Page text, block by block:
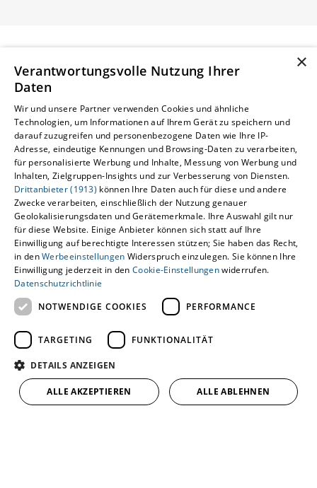
Förderarten für die
Modernisierung
Direkte Zuschüsse
Förderdarlehen
Förderdarlehen mit
×
Verantwortungsvolle Nutzung Ihrer
Daten
Wir und unsere Partner verwenden Cookies und ähnliche
Technologien, um Informationen auf Ihrem Gerät zu speichern und
darauf zuzugreifen und personenbezogene Daten wie Ihre IP-
Adresse, eindeutige Kennungen und Browsing-Daten zu verarbeiten,
für personalisierte Werbung und Inhalte, Messung von Werbung und
Inhalten, Zielgruppen-Insights und zur Verbesserung von Diensten.
Drittanbieter (1913) können Ihre Daten auch für diese und andere
Zwecke verarbeiten, einschließlich der Nutzung genauer
Geolokalisierungsdaten und Gerätemerkmale. Ihre Auswahl gilt nur
für diese Website. Einige Anbieter können sich statt auf Ihre
Einwilligung auf berechtigte Interessen stützen; Sie haben das Recht,
in denWerbeeinstellungen Widerspruch einzulegen. Sie können Ihre
Einwilligung jederzeit in denCookie-Einstellungenwiderrufen.
Datenschutzrichtlinie
NOTWENDIGE COOKIES
PERFORMANCE
TARGETING FUNKTIONALITÄT
DETAILS ANZEIGEN
ALLE AKZEPTIEREN ALLE ABLEHNEN